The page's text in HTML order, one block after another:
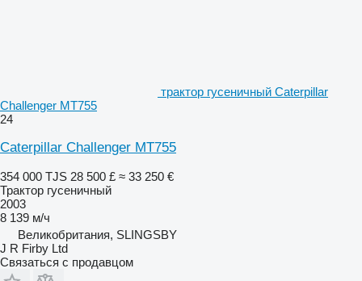
трактор гусеничный Caterpillar
Challenger MT755
24
Caterpillar Challenger MT755
354 000 TJS 28 500 £ ≈ 33 250 €
Трактор гусеничный
2003
8 139 м/ч
Великобритания, SLINGSBY
J R Firby Ltd
Связаться с продавцом